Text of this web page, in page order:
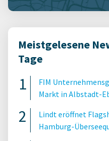
Meistgelesene
Tage
FIM
Markt in Albstadt-
Lindt eröffnet
Hamburg-